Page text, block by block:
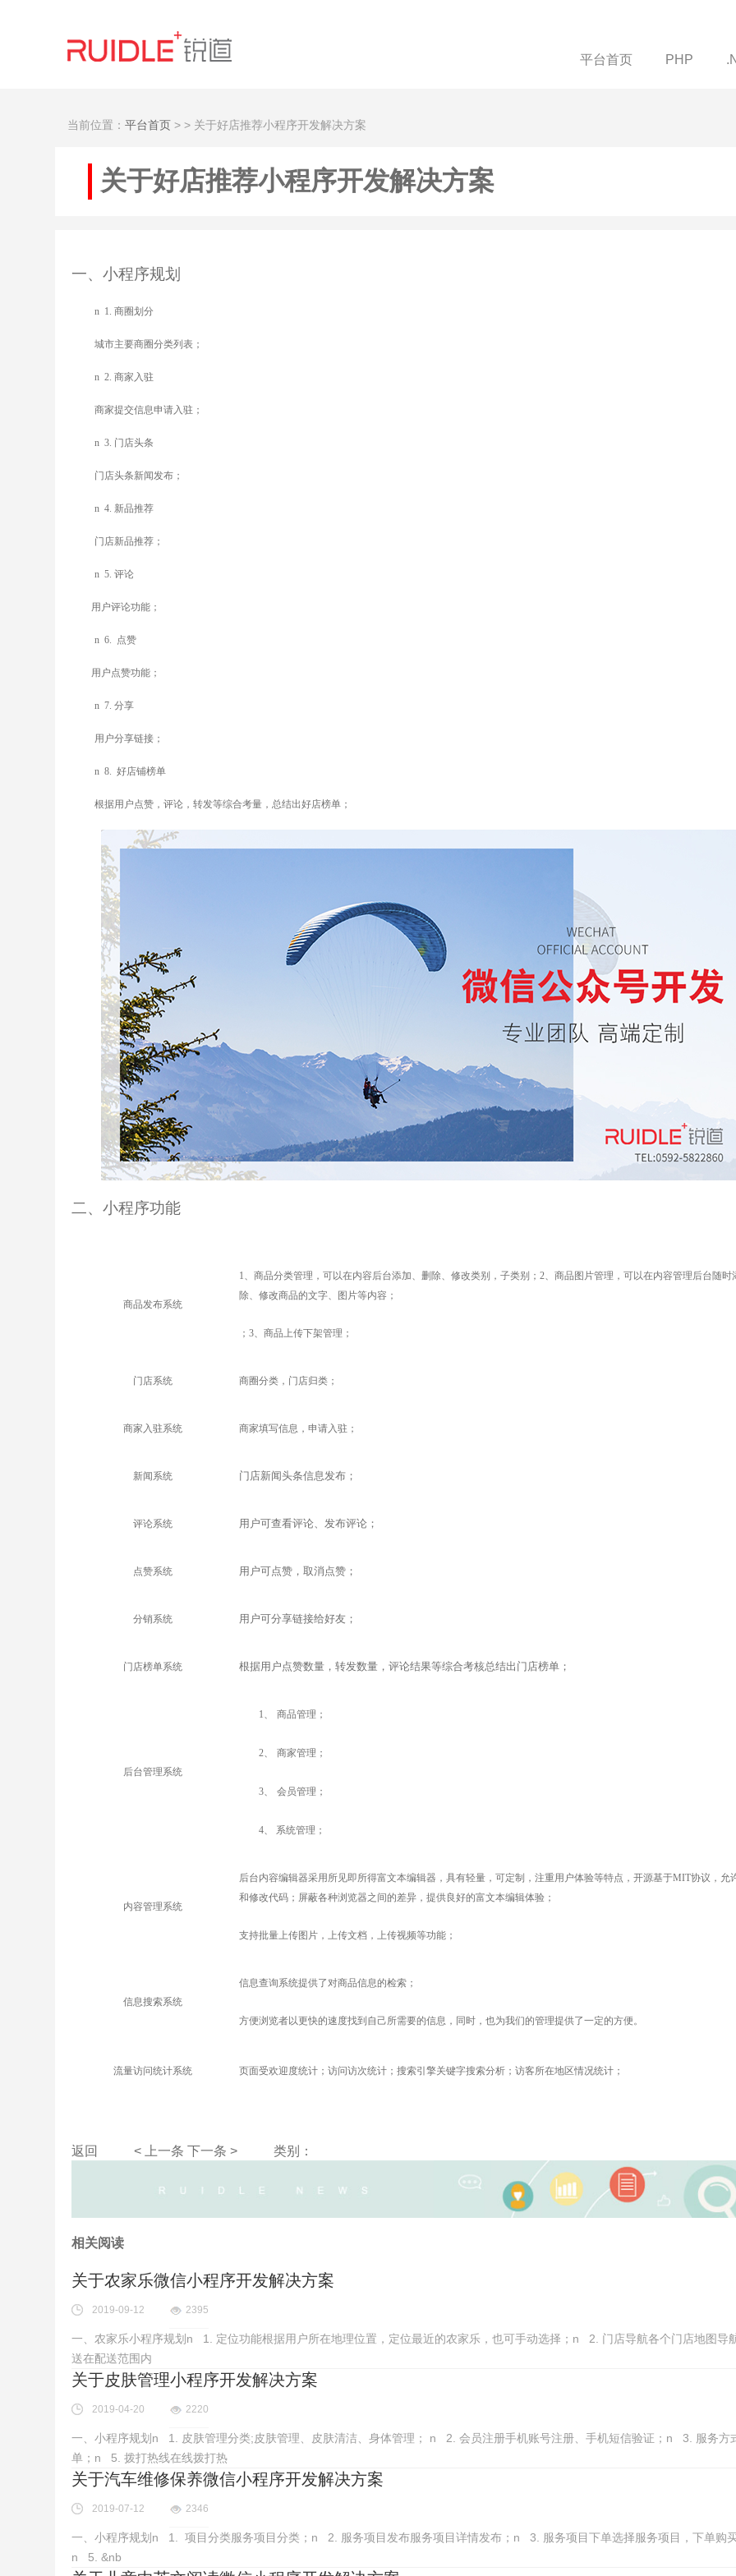
平台首页 PHP
当前位置： 平台首页 > > 关于好店推荐小程序开发解决方案
关于好店推荐小程序开发解决方案
一、小程序规划
n 1. 商圈划分
城市主要商圈分类列表；
n 2. 商家入驻
商家提交信息申请入驻；
n 3. 门店头条
门店头条新闻发布；
n 4. 新品推荐
门店新品推荐；
n 5. 评论
用户评论功能；
n 6. 点赞
用户点赞功能；
n 7. 分享
用户分享链接；
n 8. 好店铺榜单
根据用户点赞，评论，转发等综合考量，总结出好店榜单；
二、小程序功能
商品发布系统
1、商品分类管理， 可以在内容后台添加、删除、修改类别，子类别； 2、商品图片管理， 可以在内容管理后台随时
除、修改商品的文字、图片等内容；
；3、商品上传下架管理；
门店系统 商圈分类，门店归类；
商家入驻系统 商家填写信息，申请入驻；
新闻系统 门店新闻头条信息发布；
评论系统 用户可查看评论、发布评论；
点赞系统 用户可点赞，取消点赞；
分销系统 用户可分享链接给好友；
门店榜单系统 根据用户点赞数量，转发数量，评论结果等综合考核总结出门店榜单；
后台管理系统
1、 商品管理；
2、 商家管理；
3、 会员管理；
4、 系统管理；
内容管理系统
后台内容编辑器采用所见即所得富文本编辑器，具有轻量，可定制，注重用户体验等特点，开源基于MIT协议，允
和修改代码；屏蔽各种浏览器之间的差异，提供良好的富文本编辑体验；
支持批量上传图片，上传文档，上传视频等功能；
信息搜索系统
信息查询系统提供了对商品信息的检索；
方便浏览者以更快的速度找到自己所需要的信息，同时，也为我们的管理提供了一定的方便。
流量访问统计系统 页面受欢迎度统计；访问访次统计；搜索引擎关键字搜索分析；访客所在地区情况统计；
返回 < 上一条 下一条 > 类别：
相关阅读
关于农家乐微信小程序开发解决方案
2019-09-12 2395
一、农家乐小程序规划n 1. 定位功能根据用户所在地理位置，定位最近的农家乐，也可手动选择；n 2. 门店导航各个门店地图
送在配送范围内
关于皮肤管理小程序开发解决方案
2019-04-20 2220
一、小程序规划n 1. 皮肤管理分类;皮肤管理、皮肤清洁、身体管理； n 2. 会员注册手机账号注册、手机短信验证；n 3. 服务
单；n 5. 拨打热线在线拨打热
关于汽车维修保养微信小程序开发解决方案
2019-07-12 2346
一、小程序规划n 1. 项目分类服务项目分类；n 2. 服务项目发布服务项目详情发布；n 3. 服务项目下单选择服务项目，下单购
n 5. &nb